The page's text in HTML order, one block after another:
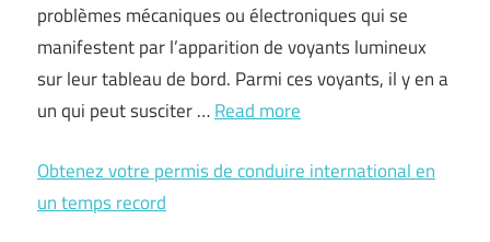
problèmes mécaniques ou électroniques qui se
manifestent par l’apparition de voyants lumineux
sur leur tableau de bord. Parmi ces voyants, il y en a
un qui peut susciter …Read more
Obtenez votre permis de conduire international en
un temps record